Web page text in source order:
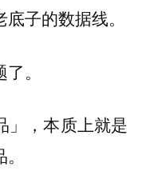
子的数据线。
。
」，本质上就是